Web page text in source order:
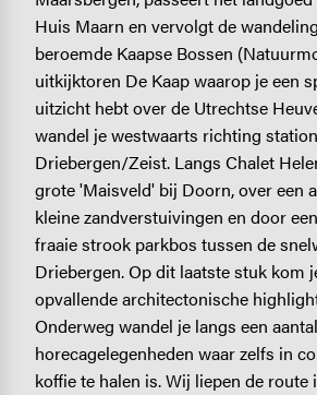
Huis Maarn en vervolgt de
beroemde Kaapse Bossen
uitkijktoren De Kaap waarop je een
uitzicht hebt over de Utrechtse
wandel je westwaarts richting station
Driebergen/Zeist. Langs Chalet
grote 'Maisveld' bij Doorn, over een
kleine zandverstuivingen en door
fraaie strook parkbos tussen de
Driebergen. Op dit laatste stuk kom
opvallende architectonische
Onderweg wandel je langs een aantal
horecagelegenheden waar zelfs in
koffie te halen is. Wij liepen de route